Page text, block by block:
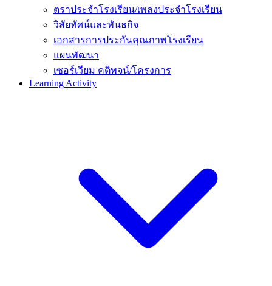
ตราประจำโรงเรียน/เพลงประจำโรงเรียน
วิสัยทัศน์และพันธกิจ
เอกสารการประกันคุณภาพโรงเรียน
แผนพัฒนา
เซอร์เวียม คติพจน์/โครงการ
Learning Activity